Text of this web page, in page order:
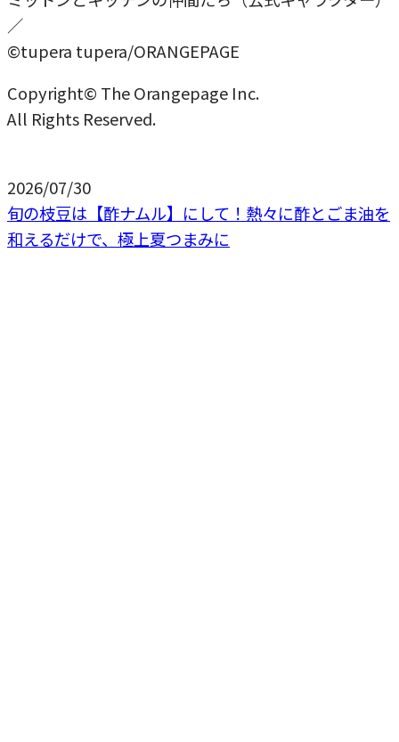
／
©tupera tupera/ORANGEPAGE
Copyright© The Orangepage Inc.
All Rights Reserved.
2026/07/30
旬の枝豆は【酢ナムル】にして！熱々に酢とごま油を
和えるだけで、極上夏つまみに